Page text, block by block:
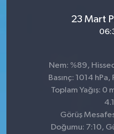
23 Mart
Nem: %89,
Basınç: 1014
Toplam Yağış: 0
Görüş
Doğumu: 7:10,
POLİTİKA
SAĞLIK